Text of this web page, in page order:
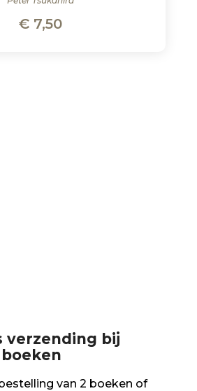
€ 7,50
verzending bij
van 2 boeken of